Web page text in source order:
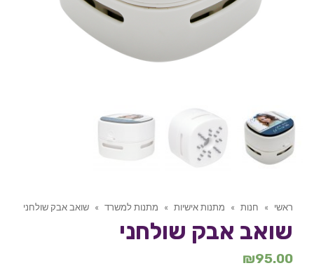
ראשי » חנות » מתנות אישיות » מתנות למשרד » שואב אבק שולחני
שואב אבק שולחני
₪95.00